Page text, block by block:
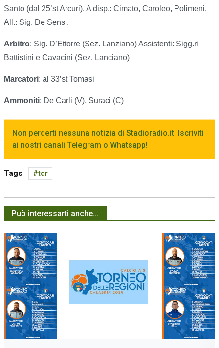
Santo (dal 25’st Arcuri). A disp.: Cimato, Caroleo, Polimeni.
All.: Sig. De Sensi.
Arbitro: Sig. D’Ettorre (Sez. Lanziano) Assistenti: Sigg.ri
Battistini e Cavacini (Sez. Lanciano)
Marcatori: al 33’st Tomasi
Ammoniti: De Carli (V), Suraci (C)
Non perderti nessuna notizia di Stadioradio.it! Iscriviti
ai nostri canali Telegram o Whatsapp!
Tags tdr
Può interessarti anche...